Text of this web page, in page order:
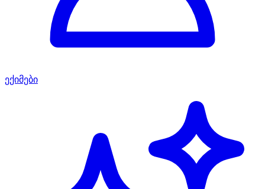
ექიმები